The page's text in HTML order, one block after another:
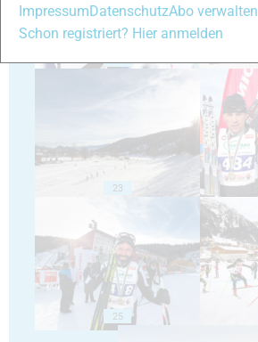
23
25
Impressum DatenschutzAbo verwalten
Schon registriert? Hier anmelden